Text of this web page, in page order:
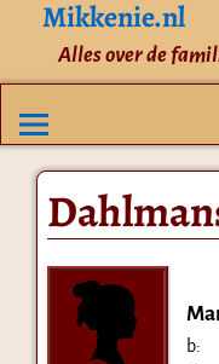
Mikkenie.nl
Alles over de
b: